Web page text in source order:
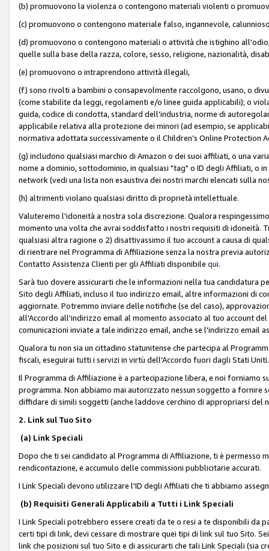
(b) promuovono la violenza o contengono materiali violenti o
(c) promuovono o contengono materiale falso, ingannevole,
(d) promuovono o contengono materiali o attività che istighino
quelle sulla base della razza, colore, sesso, religione, nazionalità,
(e) promuovono o intraprendono attività illegali,
(f) sono rivolti a bambini o consapevolmente raccolgono, usano, o
(come stabilite da leggi, regolamenti e/o linee guida applicabili); o
guida, codice di condotta, standard dell'industria, norme di
applicabile relativa alla protezione dei minori (ad esempio, se
normativa adottata successivamente o il Children’s Online Protection
(g) includono qualsiasi marchio di Amazon o dei suoi affiliati, o una
nome a dominio, sottodominio, in qualsiasi "tag" o ID degli Affiliati, o
network (vedi una lista non esaustiva dei nostri marchi elencati sulla
(h) altrimenti violano qualsiasi diritto di proprietà intellettuale.
Valuteremo l'idoneità a nostra sola discrezione. Qualora
momento una volta che avrai soddisfatto i nostri requisiti di idoneità.
qualsiasi altra ragione o 2) disattivassimo il tuo account a causa di
di rientrare nel Programma di Affiliazione senza la nostra previa
Contatto Assistenza Clienti per gli Affiliati disponibile qui.
Sarà tuo dovere assicurarti che le informazioni nella tua candidatura
Sito degli Affiliati, incluso il tuo indirizzo email, altre informazioni di
aggiornate. Potremmo inviare delle notifiche (se del caso),
all'Accordo all'indirizzo email al momento associato al tuo account
comunicazioni inviate a tale indirizzo email, anche se l'indirizzo email
Qualora tu non sia un cittadino statunitense che partecipa al
fiscali, eseguirai tutti i servizi in virtù dell'Accordo fuori dagli Stati
Il Programma di Affiliazione è a partecipazione libera, e noi forniamo
programma. Non abbiamo mai autorizzato nessun soggetto a fornire
diffidare di simili soggetti (anche laddove cerchino di appropriarsi
2. Link sul Tuo Sito
(a) Link Speciali
Dopo che ti sei candidato al Programma di Affiliazione, ti è permesso
rendicontazione, e accumulo delle commissioni pubblicitarie accurati.
I Link Speciali devono utilizzare l'ID degli Affiliati che ti abbiamo
(b) Requisiti Generali Applicabili a Tutti i Link Speciali
I Link Speciali potrebbero essere creati da te o resi a te disponibili
certi tipi di link, devi cessare di mostrare quei tipi di link sul tuo Sito.
link che posizioni sul tuo Sito e di assicurarti che tali Link Speciali